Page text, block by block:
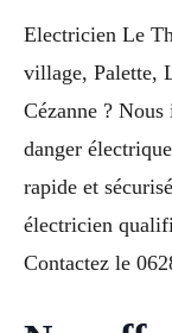
Electricien Le
village, Palette,
Cézanne ?
danger
rapide et
électricien
Contactez le